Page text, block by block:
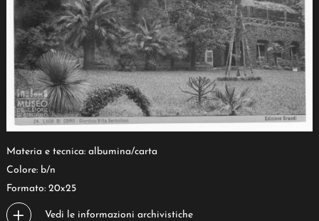
Materia e tecnica: albumina/carta
Colore: b/n
Formato: 20x25
Vedi le informazioni archivistiche